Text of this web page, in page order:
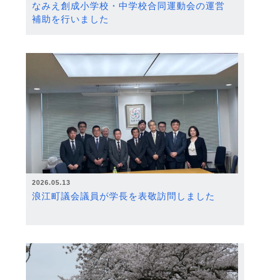
なみえ創成小学校・中学校合同運動会の運営
補助を行いました
2026.05.13
浪江町議会議員が学長を表敬訪問しました